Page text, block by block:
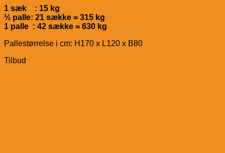
1 sæk : 15 kg
½ palle: 21 sække = 315 kg
1 palle : 42 sække = 630 kg
Pallestørrelse i cm: H170 x L120 x B80
Tilbud